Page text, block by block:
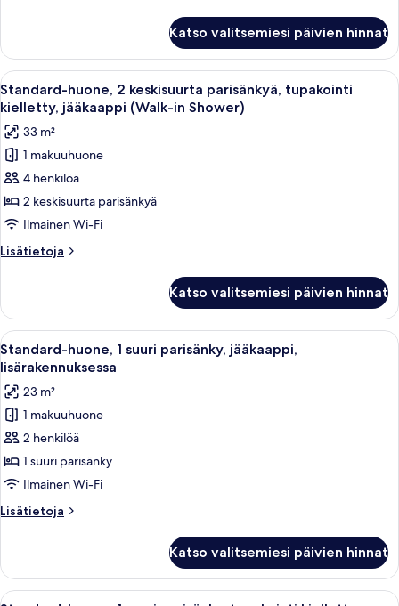
Non
Smoking
kuvat
2
Queen
Beds,
Non
Smoking
Katso valitsemiesi päivien hinnat
Avaa
kaikki
huonetyypin
Standard-
huone,
2
keskisuurta
parisänkyä,
tupakointi
kielletty,
(Walk-
in
Shower)
kuvat
Hotellihuone, jossa on kaksi
3
Standard-huone, 2 keskisuurta parisänkyä, tupakointi
kielletty, jääkaappi (Walk-in Shower)
33 m²
1 makuuhuone
4 henkilöä
2 keskisuurta parisänkyä
Ilmainen Wi-Fi
Lisätietoja
Lisätietoja
2
keskisuurta
parisänkyä,
tupakointi
jääkaappi
(Walk-
in
Shower)
Katso valitsemiesi päivien hinnat
Avaa
kaikki
huonetyypin
Standard-
huone,
1
suuri
parisänky,
jääkaappi,
lisärakennuksessa
Hotellihuone, jossa on suuri sänky,
2
Standard-huone, 1 suuri parisänky, jääkaappi,
lisärakennuksessa
23 m²
1 makuuhuone
2 henkilöä
1 suuri parisänky
Ilmainen Wi-Fi
Lisätietoja
Lisätietoja
1
suuri
Katso valitsemiesi päivien hinnat
Avaa Hotellihuone, jossa on suuri sänky,